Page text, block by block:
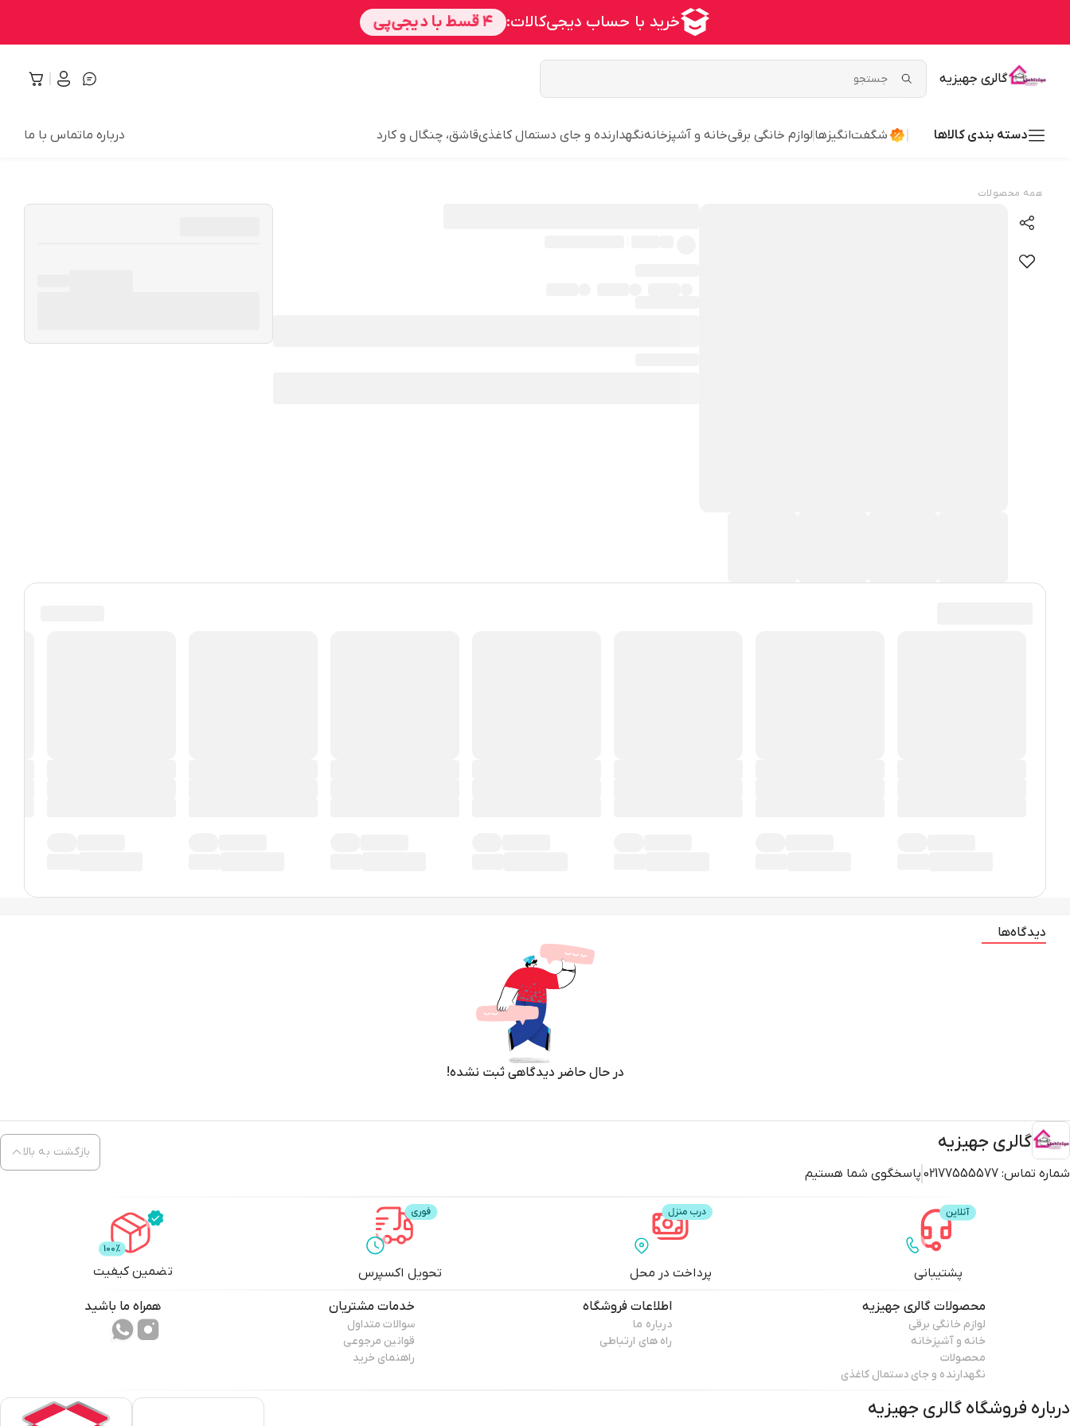
گالری جهیزیه
دسته بندی کالاها شگفت‌انگیزها لوازم خانگی برقیخانه و آشپزخانهنگهدارنده و جای دستمال کاغذیقاشق، چنگال و کارد درباره ماتماس با ما
همه محصولات
دیدگاه‌ها
در حال حاضر دیدگاهی ثبت نشده!
گالری جهیزیه
شماره تماس: 02177555577 پاسخگوی شما هستیم
بازگشت به بالا
پشتیبانی پرداخت در محل تحویل اکسپرس تضمین کیفیت
محصولات گالری جهیزیه
لوازم خانگی برقی
خانه و آشپزخانه
محصولات
نگهدارنده و جای دستمال کاغذی
اطلاعات فروشگاه
درباره ما
راه های ارتباطی
خدمات مشتریان
سوالات متداول
قوانین مرجوعی
راهنمای خرید
همراه ما باشید
درباره فروشگاه گالری جهیزیه